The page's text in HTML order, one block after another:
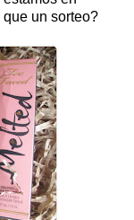
un sorteo?